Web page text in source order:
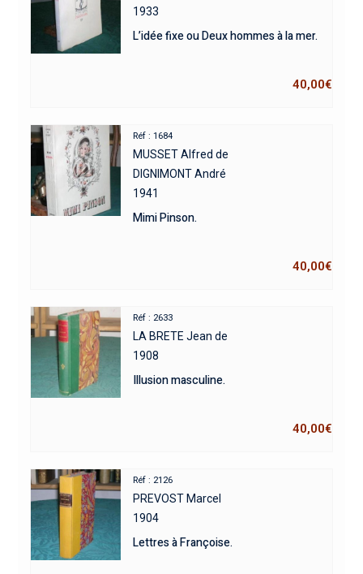
1933
L’idée fixe ou Deux hommes à la mer.
40,00€
Réf : 1684
MUSSET Alfred de
DIGNIMONT André
1941
Mimi Pinson.
40,00€
Réf : 2633
LA BRETE Jean de
1908
Illusion masculine.
40,00€
Réf : 2126
PREVOST Marcel
1904
Lettres à Françoise.